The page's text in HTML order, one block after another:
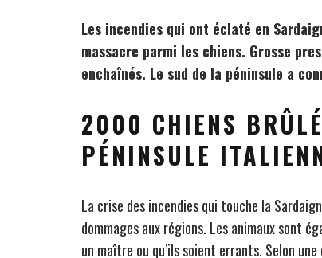
Les incendies qui ont éclaté en
massacre parmi les chiens. Grosse
enchaînés. Le sud de la péninsule a
2000 CHIENS
PÉNINSULE
La crise des incendies qui touche la
dommages aux régions. Les animaux sont
un maître ou qu’ils soient errants. Selon